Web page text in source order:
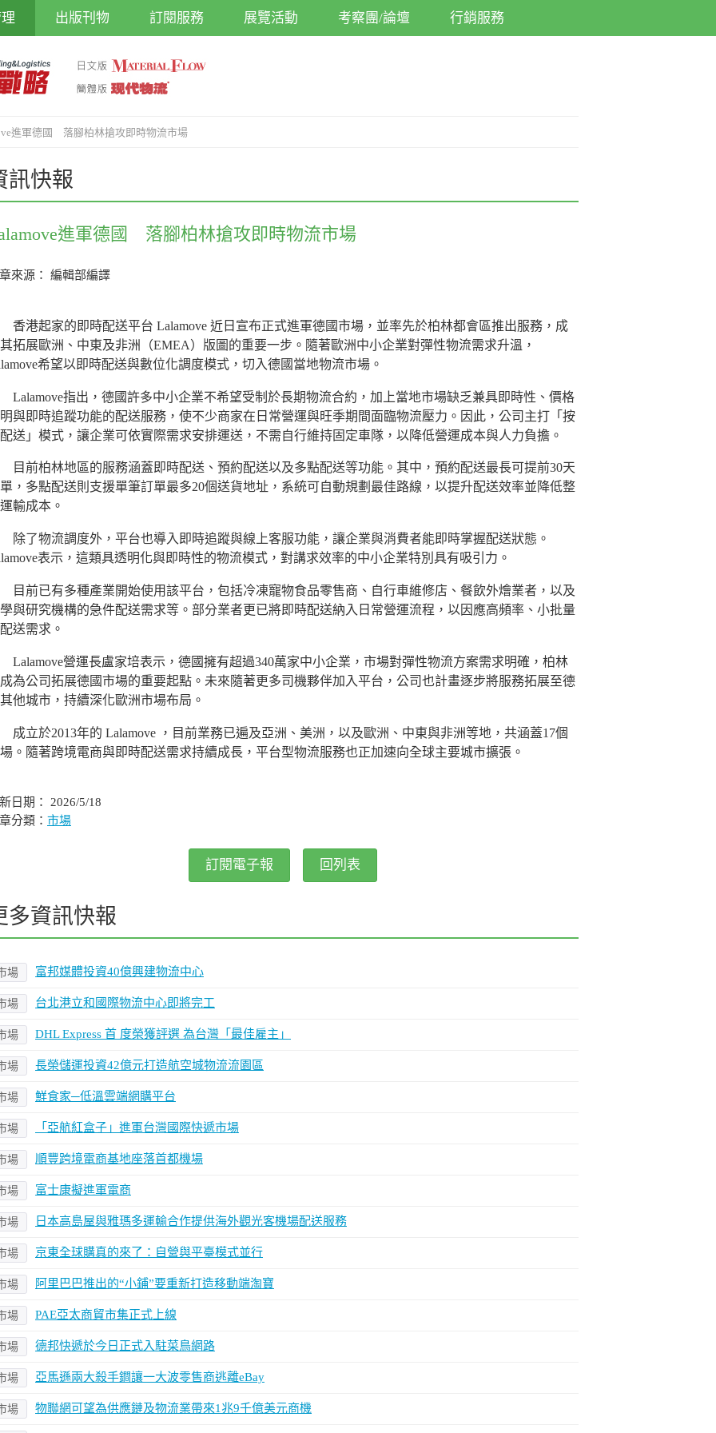
出版刊物 訂閱服務 展覽活動 考察團/論壇 行銷服務
進軍德國 落腳柏林搶攻即時物流市場
訊快報
進軍德國 落腳柏林搶攻即時物流市場
來源： 編輯部編譯
港起家的即時配送平台 Lalamove 近日宣布正式進軍德國市場，並率先於柏林都會區推出服務，成
拓展歐洲、中東及非洲（EMEA）版圖的重要一步。隨著歐洲中小企業對彈性物流需求升溫，
希望以即時配送與數位化調度模式，切入德國當地物流市場。
指出，德國許多中小企業不希望受制於長期物流合約，加上當地市場缺乏兼具即時性、價格
與即時追蹤功能的配送服務，使不少商家在日常營運與旺季期間面臨物流壓力。因此，公司主打「按
送」模式，讓企業可依實際需求安排運送，不需自行維持固定車隊，以降低營運成本與人力負擔。
前柏林地區的服務涵蓋即時配送、預約配送以及多點配送等功能。其中，預約配送最長可提前30天
，多點配送則支援單筆訂單最多20個送貨地址，系統可自動規劃最佳路線，以提升配送效率並降低整
輸成本。
了物流調度外，平台也導入即時追蹤與線上客服功能，讓企業與消費者能即時掌握配送狀態。
表示，這類具透明化與即時性的物流模式，對講求效率的中小企業特別具有吸引力。
前已有多種產業開始使用該平台，包括冷凍寵物食品零售商、自行車維修店、餐飲外燴業者，以及
與研究機構的急件配送需求等。部分業者更已將即時配送納入日常營運流程，以因應高頻率、小批量
送需求。
營運長盧家培表示，德國擁有超過340萬家中小企業，市場對彈性物流方案需求明確，柏林
為公司拓展德國市場的重要起點。未來隨著更多司機夥伴加入平台，公司也計畫逐步將服務拓展至德
他城市，持續深化歐洲市場布局。
立於2013年的 Lalamove ，目前業務已遍及亞洲、美洲，以及歐洲、中東與非洲等地，共涵蓋17個
。隨著跨境電商與即時配送需求持續成長，平台型物流服務也正加速向全球主要城市擴張。
日期： 2026/5/18
分類： 市場
訂閱電子報 回列表
多資訊快報
場 富邦媒體投資40億興建物流中心
場 台北港立和國際物流中心即將完工
場 DHL Express 首 度榮獲評選 為台灣「最佳雇主」
場 長榮儲運投資42億元打造航空城物流流園區
場 鮮食家─低溫雲端網購平台
場 「亞航紅盒子」進軍台灣國際快遞市場
場 順豐跨境電商基地座落首都機場
場 富士康擬進軍電商
場 日本高島屋與雅瑪多運輸合作提供海外觀光客機場配送服務
場 京東全球購真的來了：自營與平臺模式並行
場 阿里巴巴推出的“小鋪”要重新打造移動端淘寶
場 PAE亞太商貿市集正式上線
場 德邦快遞於今日正式入駐菜鳥網路
場 亞馬遜兩大殺手鐧讓一大波零售商逃離eBay
場 物聯網可望為供應鏈及物流業帶來1兆9千億美元商機